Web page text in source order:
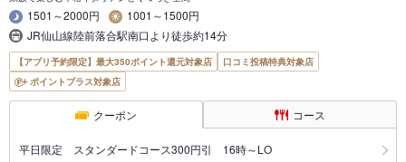
1501～2000円
1001～1500円
JR仙山線陸前落合駅南口より徒歩約14分
【アプリ予約限定】最大350ポイント還元対象店
口コミ投稿特典対象店
ポイントプラス対象店
クーポン コース
平日限定 スタンダードコース300円引 16時～LO